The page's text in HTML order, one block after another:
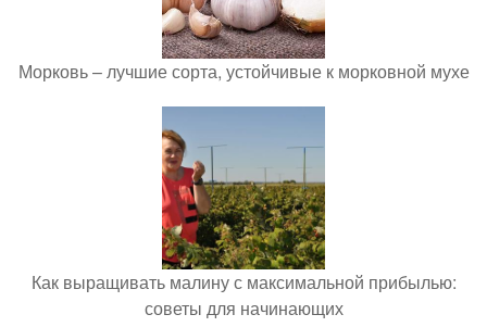
Морковь – лучшие сорта, устойчивые к морковной мухе
Как выращивать малину с максимальной прибылью:
советы для начинающих